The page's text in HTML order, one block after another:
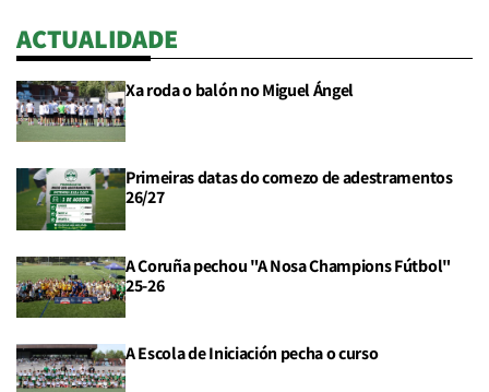
ACTUALIDADE
Xa roda o balón no Miguel Ángel
Primeiras datas do comezo de adestramentos
26/27
A Coruña pechou "A Nosa Champions Fútbol"
25-26
A Escola de Iniciación pecha o curso